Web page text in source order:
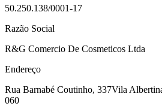
50.250.138/0001-17
Razão Social
R&G Comercio De Cosmeticos Ltda
Endereço
Rua Barnabé Coutinho, 337Vila
060